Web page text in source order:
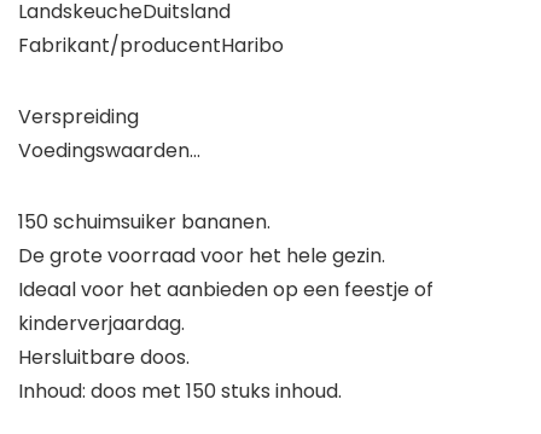
LandskeucheDuitsland
Fabrikant/producentHaribo
Verspreiding
Voedingswaarden…
150 schuimsuiker bananen.
De grote voorraad voor het hele gezin.
Ideaal voor het aanbieden op een feestje of
kinderverjaardag.
Hersluitbare doos.
Inhoud: doos met 150 stuks inhoud.